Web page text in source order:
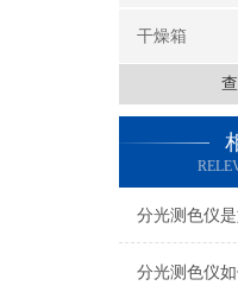
干燥箱
分光测色仪